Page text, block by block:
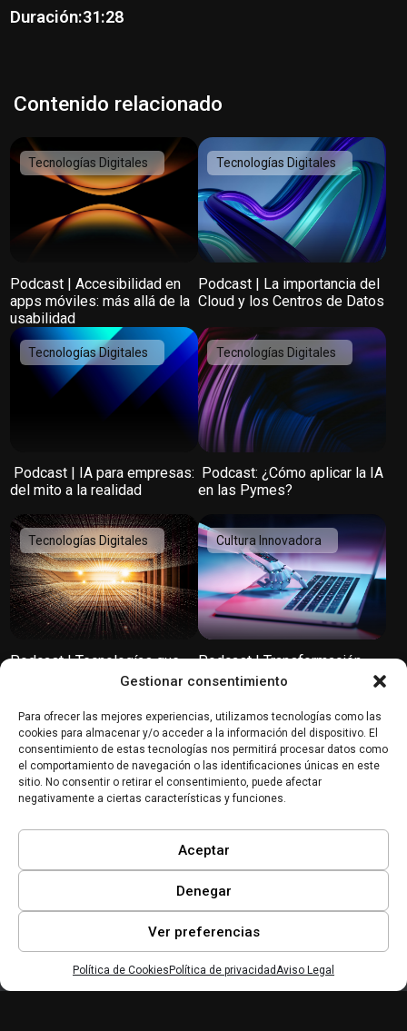
Gestionar consentimiento
Para ofrecer las mejores experiencias, utilizamos tecnologías como las
cookies para almacenar y/o acceder a la información del dispositivo. El
consentimiento de estas tecnologías nos permitirá procesar datos como
el comportamiento de navegación o las identificaciones únicas en este
sitio. No consentir o retirar el consentimiento, puede afectar
negativamente a ciertas características y funciones.
Aceptar
Denegar
Ver preferencias
Política de Cookies Política de privacidadAviso Legal
Duración:31:28
Contenido relacionado
Tecnologías Digitales
Podcast | Accesibilidad en
apps móviles: más allá de la
usabilidad
Tecnologías Digitales
Podcast | La importancia del
Cloud y los Centros de Datos
Tecnologías Digitales
️ Podcast | IA para empresas:
del mito a la realidad
Tecnologías Digitales
️ Podcast: ¿Cómo aplicar la IA
en las Pymes?
Tecnologías Digitales
Podcast | Tecnologías que
transformarán el mundo
Cultura Innovadora
Podcast | Transformación
digital: Innovación, cultura y
Banca y Fintech
instantáneas en la UE y su
Marketing y
Comunicación Digital
Podcast: SEO en 2025:
Prepara tu negocio para el
futuro
Inicio Mi lista Perfil